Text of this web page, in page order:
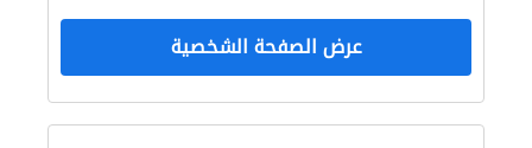
عرض الصفحة الشخصية